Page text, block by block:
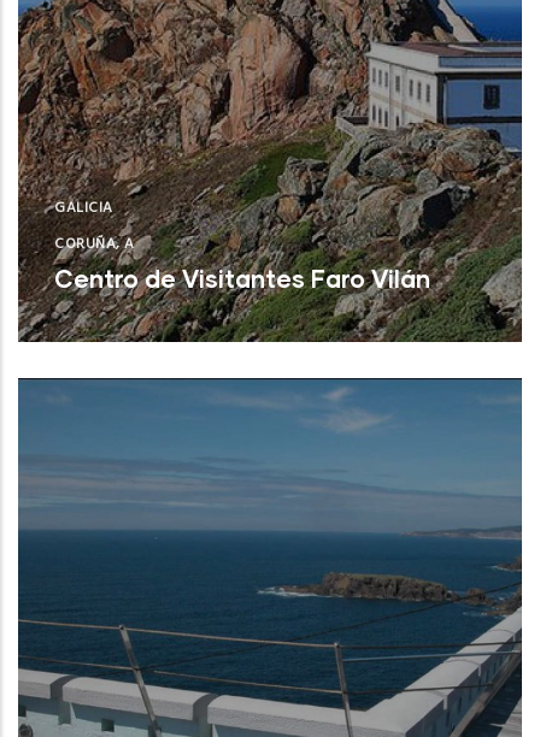
GALICIA
CORUÑA, A
Centro de Visitantes Faro Vilán
Camariñas (A Coruña)